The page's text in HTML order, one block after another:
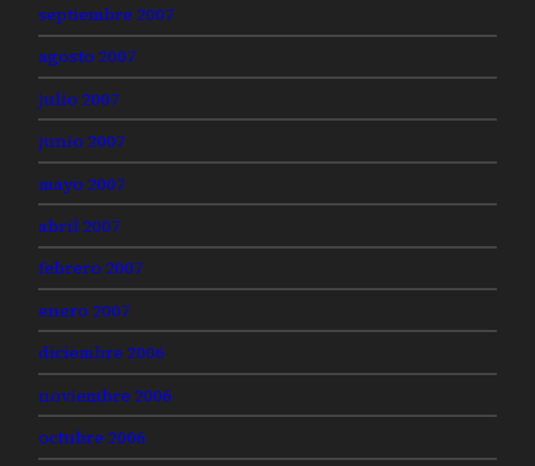
septiembre 2007
agosto 2007
julio 2007
junio 2007
mayo 2007
abril 2007
febrero 2007
enero 2007
diciembre 2006
noviembre 2006
octubre 2006